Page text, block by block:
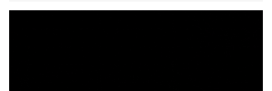
relató que los hechos ocurrieron cerca de las 11:30 horas en el